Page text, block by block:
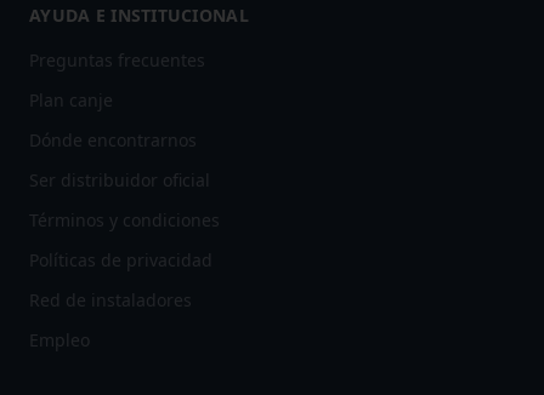
AYUDA E INSTITUCIONAL
Preguntas frecuentes
Plan canje
Dónde encontrarnos
Ser distribuidor oficial
Términos y condiciones
Políticas de privacidad
Red de instaladores
Empleo